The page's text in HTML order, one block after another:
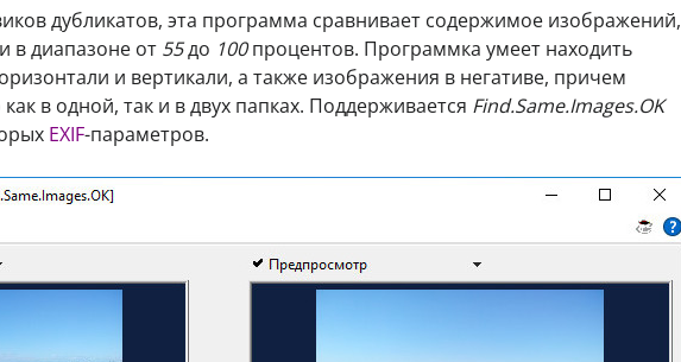
дубликатов, эта программа сравнивает содержимое изображений,
в диапазоне от 55до 100процентов. Программка умеет находить
и вертикали, а также изображения в негативе, причем
в одной, так и в двух папках. Поддерживается Find.Same.Images.OK
EXIF-параметров.